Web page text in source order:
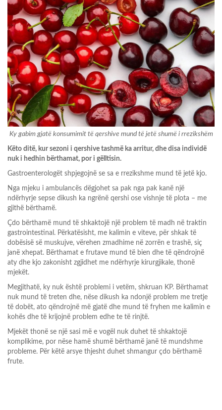
Ky gabim gjatë konsumimit të qershive mund të jetë shumë i rrezikshëm
Këto ditë, kur sezoni i qershive tashmë ka arritur, dhe disa individë
nuk i hedhin bërthamat, por i gëlltisin.
Gastroenterologët shpjegojnë se sa e rrezikshme mund të jetë kjo.
Nga mjeku i ambulancës dëgjohet sa pak nga pak kanë një
ndërhyrje sepse dikush ka ngrënë qershi ose vishnje të plota – me
gjithë bërthamë.
Çdo bërthamë mund të shkaktojë një problem të madh në traktin
gastrointestinal. Përkatësisht, me kalimin e viteve, për shkak të
dobësisë së muskujve, vërehen zmadhime në zorrën e trashë, siç
janë xhepat. Bërthamat e frutave mund të bien dhe të qëndrojnë
aty dhe kjo zakonisht zgjidhet me ndërhyrje kirurgjikale, thonë
mjekët.
Megjithatë, ky nuk është problemi i vetëm, shkruan KP. Bërthamat
nuk mund të treten dhe, nëse dikush ka ndonjë problem me tretje
të dobët, ato qëndrojnë më gjatë dhe mund të fryhen me kalimin e
kohës dhe të krijojnë problem edhe te të rinjtë.
Mjekët thonë se një sasi më e vogël nuk duhet të shkaktojë
komplikime, por nëse hamë shumë bërthamë janë të mundshme
probleme. Për këtë arsye thjesht duhet shmangur çdo bërthamë
frute.